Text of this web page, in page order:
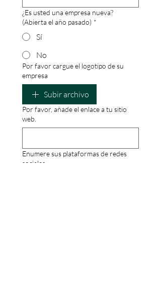
¿Es usted una empresa nueva?
(Abierta el año pasado) *
Sí
No
Por favor cargue el logotipo de su
empresa
Subir archivo
Por favor, añade el enlace a tu sitio
web.
Enumere sus plataformas de redes
sociales